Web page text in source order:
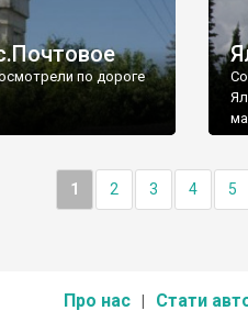
по дороге
1 2 3 4 5
Про нас Стати